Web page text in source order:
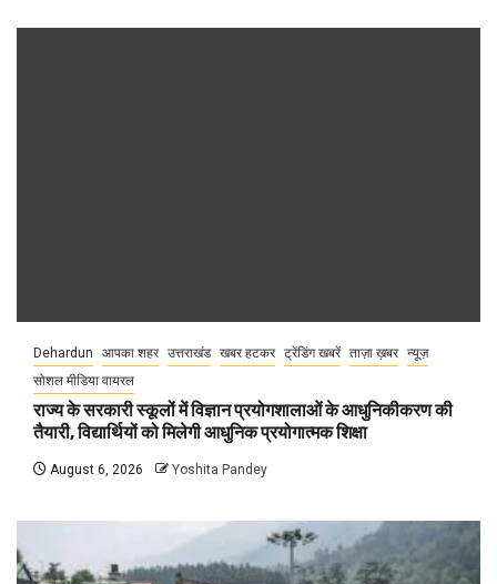
Dehardun आपका शहर उत्तराखंड खबर हटकर ट्रेंडिंग खबरें ताज़ा ख़बर न्यूज़
सोशल मीडिया वायरल
राज्य के सरकारी स्कूलों में विज्ञान प्रयोगशालाओं के आधुनिकीकरण की
तैयारी, विद्यार्थियों को मिलेगी आधुनिक प्रयोगात्मक शिक्षा
August 6, 2026 Yoshita Pandey